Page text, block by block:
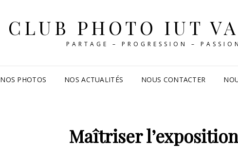
CLUB PHOTO IUT
PARTAGE – PROGRESSION – PASSION
NOS PHOTOS NOS ACTUALITÉS NOUS CONTACTER
Maîtriser l’exposition